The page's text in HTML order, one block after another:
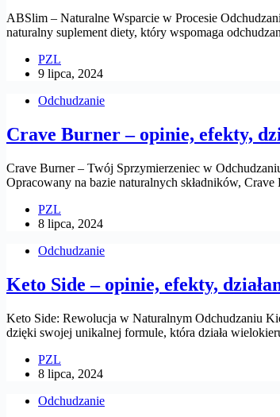
ABSlim – Naturalne Wsparcie w Procesie
naturalny suplement diety, który wspomaga
PZL
9 lipca, 2024
Odchudzanie
Crave Burner – opinie, efekty,
Crave Burner – Twój Sprzymierzeniec w
Opracowany na bazie naturalnych składników,
PZL
8 lipca, 2024
Odchudzanie
Keto Side – opinie, efekty,
Keto Side: Rewolucja w Naturalnym Odchudzaniu
dzięki swojej unikalnej formule, która działa
PZL
8 lipca, 2024
Odchudzanie